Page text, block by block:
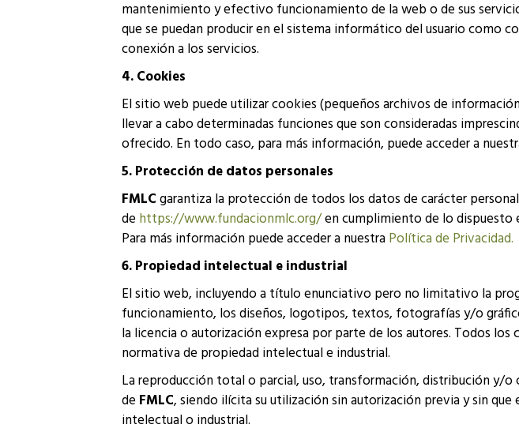
mantenimiento y efectivo funcionamiento de la web o de sus
que se puedan producir en el sistema informático del usuario como
conexión a los servicios.
4. Cookies
El sitio web puede utilizar cookies (pequeños archivos de
llevar a cabo determinadas funciones que son consideradas
ofrecido. En todo caso, para más información, puede acceder a
5. Protección de datos personales
FMLCgarantiza la protección de todos los datos de carácter
de https://www.fundacionmlc.org/en cumplimiento de lo dispuesto
Para más información puede acceder a nuestraPolítica de Privacidad.
6. Propiedad intelectual e industrial
El sitio web, incluyendo a título enunciativo pero no limitativo la
funcionamiento, los diseños, logotipos, textos, fotografías y/o
la licencia o autorización expresa por parte de los autores. Todos
normativa de propiedad intelectual e industrial.
La reproducción total o parcial, uso, transformación, distribución y/
de FMLC, siendo ilícita su utilización sin autorización previa y sin
intelectual o industrial.